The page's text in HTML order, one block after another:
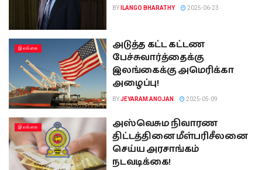
BY ILANGO BHARATHY 2025-06-23
இலங்கை
அடுத்த கட்ட கட்டண
பேச்சுவார்த்தைக்கு
இலங்கைக்கு அமெரிக்கா
அழைப்பு!
BYJEYARAM ANOJAN 2025-05-09
இலங்கை
அஸ்வெசும நிவாரண
திட்டத்தினை மீள்பரிசீலனை
செய்ய அரசாங்கம்
நடவடிக்கை!